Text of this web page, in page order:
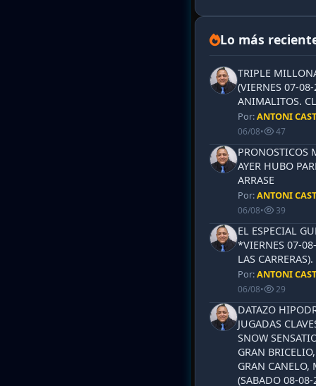
Lo más
TRIPLE
(VIERNES 07-
ANIMALITOS.
Por:ANTONI
06/08• 47
PRONOSTICOS
AYER HUBO
ARRASE
Por:ANTONI
06/08• 39
EL ESPECIAL
*VIERNES 07-
LAS
Por:ANTONI
06/08• 29
DATAZO
JUGADAS
SNOW
GRAN
GRAN CANELO,
(SABADO 08-